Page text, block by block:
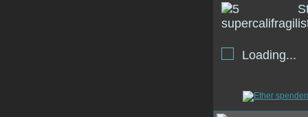
Loading...